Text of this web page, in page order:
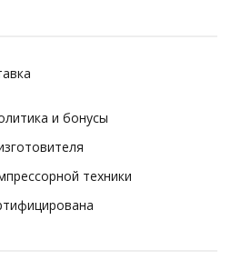
и бонусы
техники